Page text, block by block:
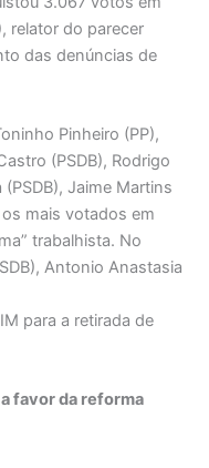
relator do parecer
das denúncias de
Pinheiro (PP),
(PSDB), Rodrigo
Jaime Martins
os mais votados em
trabalhista. No
Antonio Anastasia
para a retirada de
favor da reforma